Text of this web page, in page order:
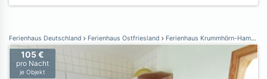
Ferienhaus Deutschland Ferienhaus Ostfriesland Ferienhaus Krummhörn-Hamswehrum
105 €
pro Nacht
je Objekt